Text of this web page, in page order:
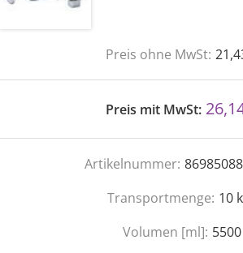
Preis ohne MwSt:
Preis mit MwSt:
Artikelnummer:
Transportmenge: 10
Volumen [ml]: 5500